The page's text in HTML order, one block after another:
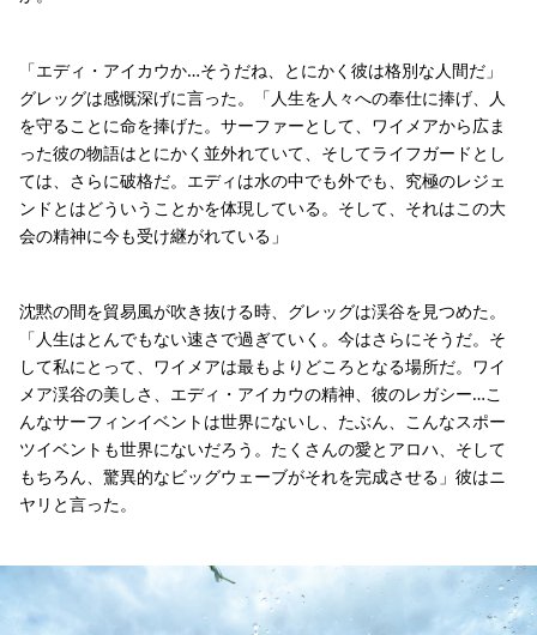
「エディ・アイカウか…そうだね、とにかく彼は格別な人間だ」
グレッグは感慨深げに言った。「人生を人々への奉仕に捧げ、人
を守ることに命を捧げた。サーファーとして、ワイメアから広ま
った彼の物語はとにかく並外れていて、そしてライフガードとし
ては、さらに破格だ。エディは水の中でも外でも、究極のレジェ
ンドとはどういうことかを体現している。そして、それはこの大
会の精神に今も受け継がれている」
沈黙の間を貿易風が吹き抜ける時、グレッグは渓谷を見つめた。
「人生はとんでもない速さで過ぎていく。今はさらにそうだ。そ
して私にとって、ワイメアは最もよりどころとなる場所だ。ワイ
メア渓谷の美しさ、エディ・アイカウの精神、彼のレガシー…こ
んなサーフィンイベントは世界にないし、たぶん、こんなスポー
ツイベントも世界にないだろう。たくさんの愛とアロハ、そして
もちろん、驚異的なビッグウェーブがそれを完成させる」彼はニ
ヤリと言った。